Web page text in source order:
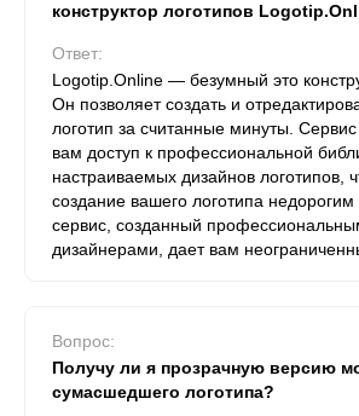
конструктор логотипов
Ответ:
Logotip.Online — безумный это
Он позволяет создать и
логотип за считанные минуты.
вам доступ к профессиональной
настраиваемых дизайнов логотипов,
создание вашего логотипа
сервис, созданный
дизайнерами, дает вам
Вопрос:
Получу ли я прозрачную версию
сумасшедшего логотипа?